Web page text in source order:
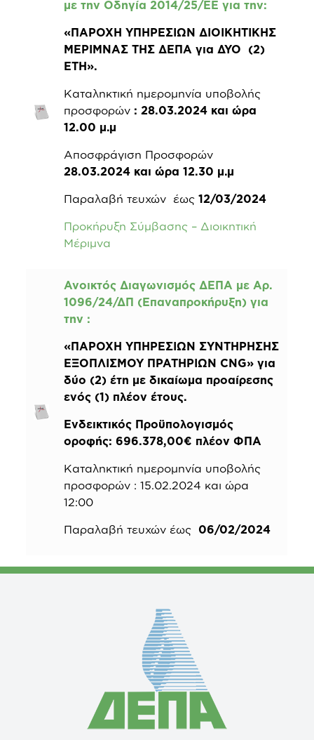
με την Οδηγία 2014/25/ΕΕ για την:
«ΠΑΡΟΧΗ ΥΠΗΡΕΣΙΩΝ ΔΙΟΙΚΗΤΙΚΗΣ
ΜΕΡΙΜΝΑΣ ΤΗΣ ΔΕΠΑ για ΔΥΟ (2)
ΕΤΗ».
Καταληκτική ημερομηνία υποβολής
προσφορών : 28.03.2024 και ώρα
12.00 μ.μ
Αποσφράγιση Προσφορών
28.03.2024 και ώρα 12.30 μ.μ
Παραλαβή τευχών έως 12/03/2024
Προκήρυξη Σύμβασης – Διοικητική
Μέριμνα
Ανοικτός Διαγωνισμός ΔΕΠΑ με Αρ.
1096/24/ΔΠ (Επαναπροκήρυξη) για
την :
«ΠΑΡΟΧΗ ΥΠΗΡΕΣΙΩΝ ΣΥΝΤΗΡΗΣΗΣ
ΕΞΟΠΛΙΣΜΟΥ ΠΡΑΤΗΡΙΩΝ CNG» για
δύο (2) έτη με δικαίωμα προαίρεσης
ενός (1) πλέον έτους.
Ενδεικτικός Προϋπολογισμός
οροφής: 696.378,00€ πλέον ΦΠΑ
Καταληκτική ημερομηνία υποβολής
προσφορών : 15.02.2024 και ώρα
12:00
Παραλαβή τευχών έως 06/02/2024